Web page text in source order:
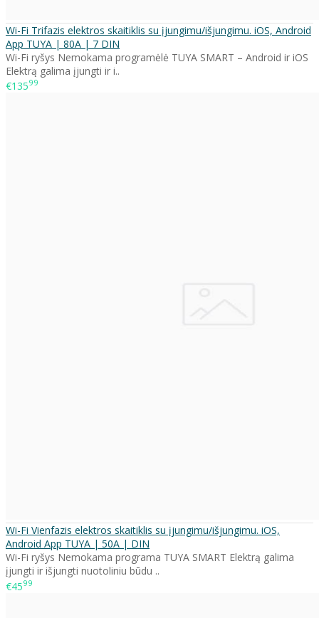
Wi-Fi Trifazis elektros skaitiklis su įjungimu/išjungimu. iOS, Android
App TUYA | 80A | 7 DIN
Wi-Fi ryšys Nemokama programėlė TUYA SMART – Android ir iOS
Elektrą galima įjungti ir i..
€13599
Wi-Fi Vienfazis elektros skaitiklis su įjungimu/išjungimu. iOS,
Android App TUYA | 50A | DIN
Wi-Fi ryšys Nemokama programa TUYA SMART Elektrą galima
įjungti ir išjungti nuotoliniu būdu ..
€4599